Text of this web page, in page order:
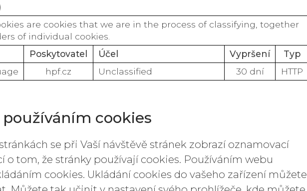
are cookies that we are in the process of classifying, together
of individual cookies.
Poskytovatel Účel Vypršení
Typ
hpf.cz Unclassified 30 dní HTTP
používáním cookies
se při Vaší návštěvě stránek zobrazí oznamovací
o tom, že stránky používají cookies. Používáním webu
cookies. Ukládání cookies do vašeho zařízení můžete